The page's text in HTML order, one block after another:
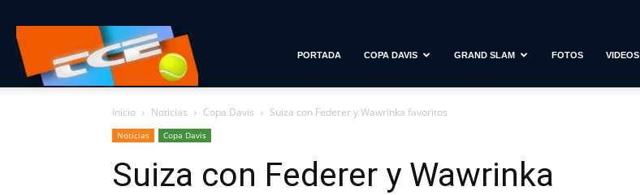
con
Estilo
PORTADA COPA DAVIS GRAND SLAM FOTOS VIDEOS
Inicio Noticias Copa Davis Suiza con Federer y Wawrinka favoritos
Noticias Copa Davis
Suiza con Federer y Wawrinka